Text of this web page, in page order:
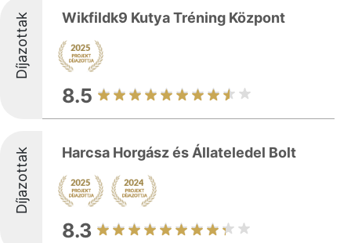
Díjazottak Wikfildk9 Kutya Tréning Központ
8.5
Díjazottak Harcsa Horgász és Állateledel Bolt
8.3